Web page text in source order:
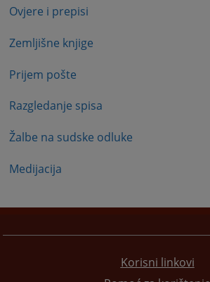
Ovjere i prepisi
Zemljišne knjige
Prijem pošte
Razgledanje spisa
Žalbe na sudske odluke
Medijacija
Korisni linkovi